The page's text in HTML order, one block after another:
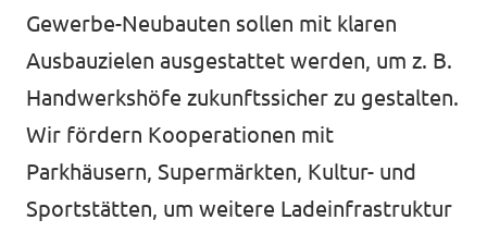
Gewerbe-Neubauten sollen mit klaren
Ausbauzielen ausgestattet werden, um z. B.
Handwerkshöfe zukunftssicher zu gestalten.
Wir fördern Kooperationen mit
Parkhäusern, Supermärkten, Kultur- und
Sportstätten, um weitere Ladeinfrastruktur